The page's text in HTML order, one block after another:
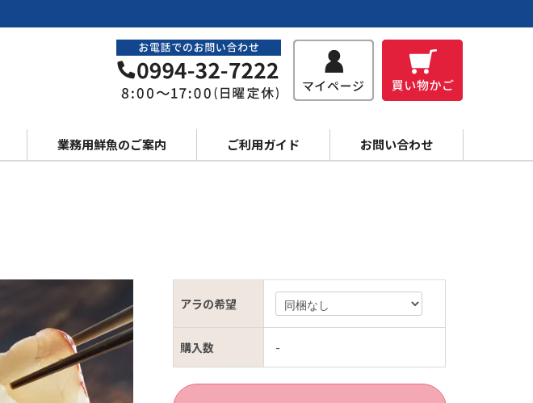
業務用鮮魚のご案内 ご利用ガイド お問い合わせ
アラの希望
購入数 -